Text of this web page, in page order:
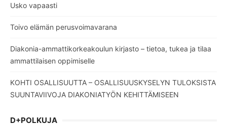
Usko vapaasti
Toivo elämän perusvoimavarana
Diakonia-ammattikorkeakoulun kirjasto – tietoa, tukea ja tilaa
ammattilaisen oppimiselle
KOHTI OSALLISUUTTA – OSALLISUUSKYSELYN TULOKSISTA
SUUNTAVIIVOJA DIAKONIATYÖN KEHITTÄMISEEN
D+POLKUJA